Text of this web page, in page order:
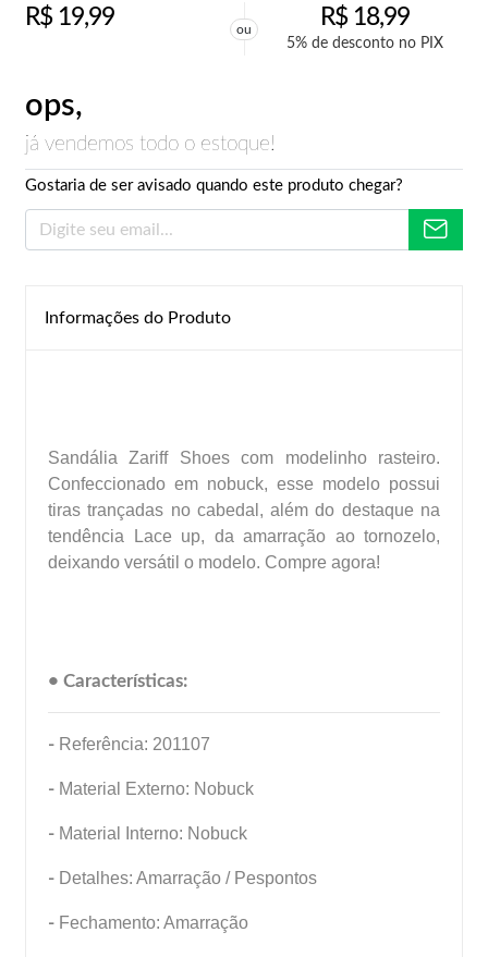
R$19,99 ou R$18,99
5% de desconto no PIX
ops,
já vendemos todo o estoque!
Gostaria de ser avisado quando este produto chegar?
Informações do Produto
Sandália Zariff Shoes com modelinho rasteiro.
Confeccionado em nobuck, esse modelo possui
tiras trançadas no cabedal, além do destaque na
tendência Lace up, da amarração ao tornozelo,
deixando versátil o modelo. Compre agora!
• Características:
- Referência: 201107
- Material Externo: Nobuck
- Material Interno: Nobuck
- Detalhes: Amarração / Pespontos
- Fechamento: Amarração